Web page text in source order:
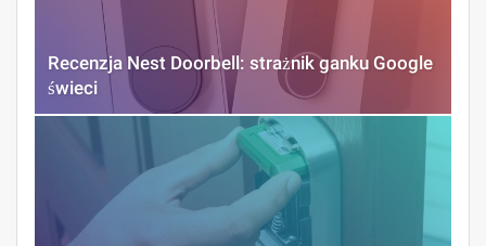
Recenzja Nest Doorbell: strażnik ganku Google
świeci